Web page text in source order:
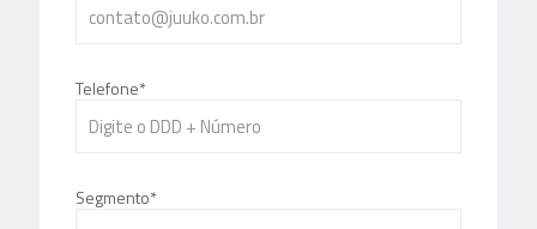
Telefone*
Segmento*